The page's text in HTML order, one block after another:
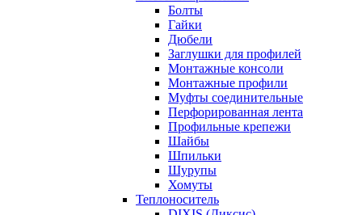
Болты
Гайки
Дюбели
Заглушки для профилей
Монтажные консоли
Монтажные профили
Муфты соединительные
Перфорированная лента
Профильные крепежи
Шайбы
Шпильки
Шурупы
Хомуты
Теплоноситель